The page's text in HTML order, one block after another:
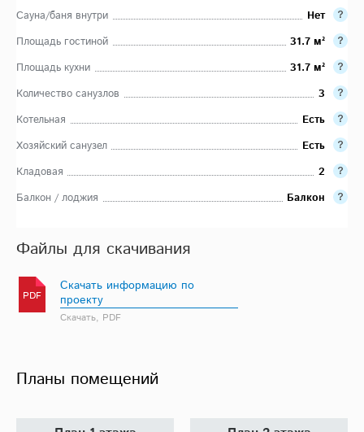
Сауна/баня внутри
Нет
Площадь гостиной
31.7 м²
Площадь кухни
31.7 м²
Количество санузлов
3
Котельная
Есть
Хозяйский санузел
Есть
Кладовая
2
Балкон / лоджия
Балкон
Файлы для скачивания
PDF
Скачать информацию по
проекту
Скачать, PDF
Планы помещений